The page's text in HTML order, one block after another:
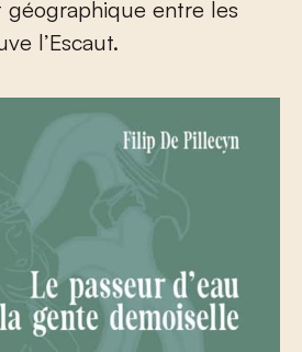
géographique entre les
l’Escaut.